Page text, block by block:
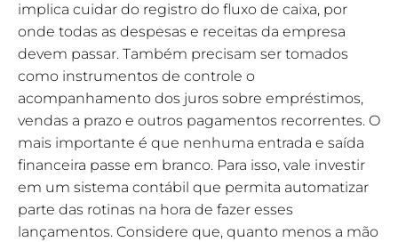
implica cuidar do registro do fluxo de caixa, por
onde todas as despesas e receitas da empresa
devem passar. Também precisam ser tomados
como instrumentos de controle o
acompanhamento dos juros sobre empréstimos,
vendas a prazo e outros pagamentos recorrentes. O
mais importante é que nenhuma entrada e saída
financeira passe em branco. Para isso, vale investir
em um sistema contábil que permita automatizar
parte das rotinas na hora de fazer esses
lançamentos. Considere que, quanto menos a mão